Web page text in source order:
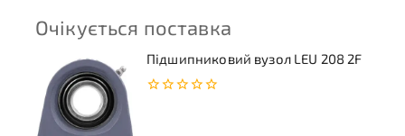
Очікується поставка
Підшипниковий вузол LEU 208 2F